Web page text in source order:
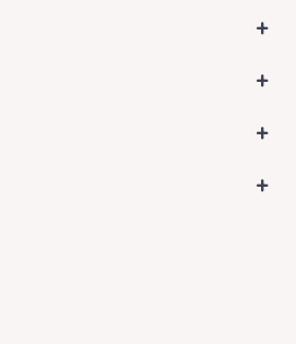
+
+
+
+